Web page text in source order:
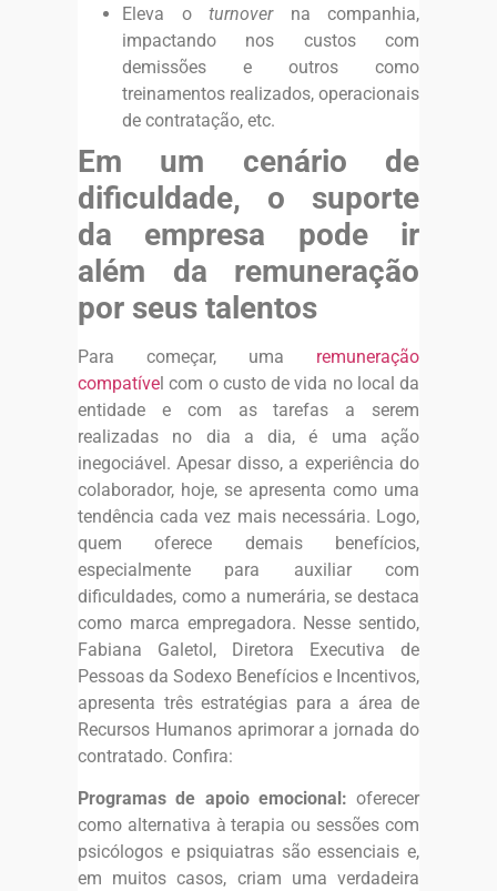
Eleva o turnoverna companhia,
impactando nos custos com
demissões e outros como
treinamentos realizados, operacionais
de contratação, etc.
Em um cenário de
dificuldade, o suporte
da empresa pode ir
além da remuneração
por seus talentos
Para começar, uma remuneração
compatível com o custo de vida no local da
entidade e com as tarefas a serem
realizadas no dia a dia, é uma ação
inegociável. Apesar disso, a experiência do
colaborador, hoje, se apresenta como uma
tendência cada vez mais necessária. Logo,
quem oferece demais benefícios,
especialmente para auxiliar com
dificuldades, como a numerária, se destaca
como marca empregadora. Nesse sentido,
Fabiana Galetol, Diretora Executiva de
Pessoas da Sodexo Benefícios e Incentivos,
apresenta três estratégias para a área de
Recursos Humanos aprimorar a jornada do
contratado. Confira:
Programas de apoio emocional: oferecer
como alternativa à terapia ou sessões com
psicólogos e psiquiatras são essenciais e,
em muitos casos, criam uma verdadeira